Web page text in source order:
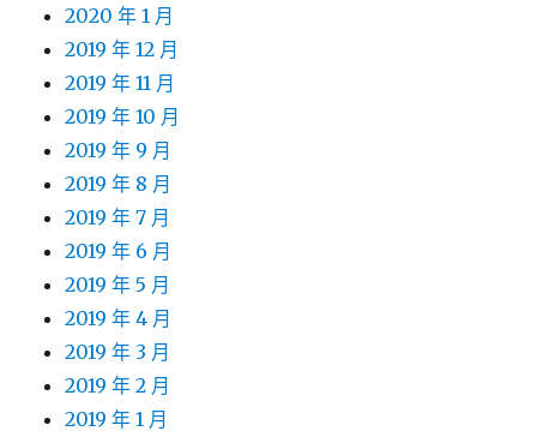
2020 年 1 月
2019 年 12 月
2019 年 11 月
2019 年 10 月
2019 年 9 月
2019 年 8 月
2019 年 7 月
2019 年 6 月
2019 年 5 月
2019 年 4 月
2019 年 3 月
2019 年 2 月
2019 年 1 月